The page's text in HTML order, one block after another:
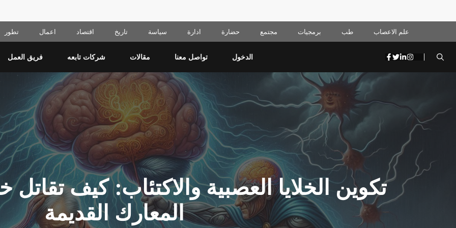
تطور اعمال اقتصاد تاريخ سياسة ادارة حضارة مجتمع برمجيات طب علم الاعصاب
فريق العمل شركات تابعه مقالات تواصل معنا الدخول
تكوين الخلايا العصبية والاكتئاب: كيف تقاتل
المعارك القديمة